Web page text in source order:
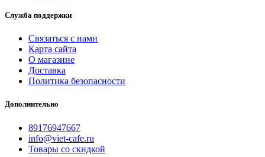
Служба поддержки
Связаться с нами
Карта сайта
О магазине
Доставка
Политика безопасности
Дополнительно
89176947667
info@viet-cafe.ru
Товары со скидкой